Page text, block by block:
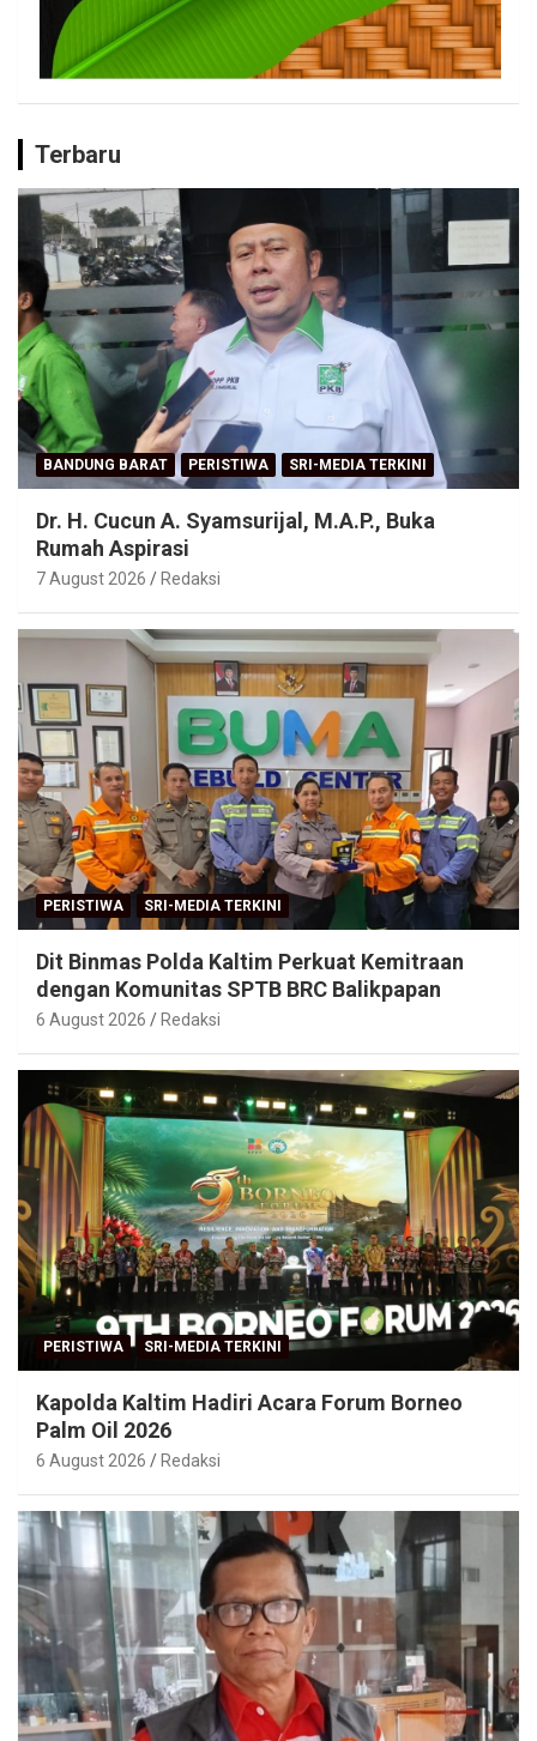
Terbaru
BANDUNG BARAT PERISTIWA SRI-MEDIA TERKINI
Dr. H. Cucun A. Syamsurijal, M.A.P., Buka
Rumah Aspirasi
7 August 2026 Redaksi
PERISTIWA SRI-MEDIA TERKINI
Dit Binmas Polda Kaltim Perkuat Kemitraan
dengan Komunitas SPTB BRC Balikpapan
6 August 2026 Redaksi
PERISTIWA SRI-MEDIA TERKINI
Kapolda Kaltim Hadiri Acara Forum Borneo
Palm Oil 2026
6 August 2026 Redaksi